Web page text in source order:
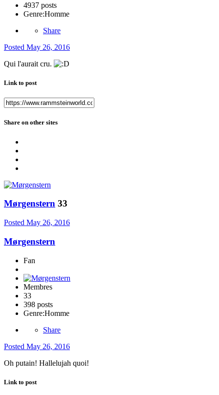
4937 posts
Genre:Homme
Share
Posted May 26, 2016
Qui l'aurait cru.
Link to post
Share on other sites
Mørgenstern 33
Posted May 26, 2016
Mørgenstern
Fan
Membres
33
398 posts
Genre:Homme
Share
Posted May 26, 2016
Oh putain! Hallelujah quoi!
Link to post